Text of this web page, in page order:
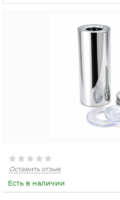
Оставить отзыв
Есть в наличии